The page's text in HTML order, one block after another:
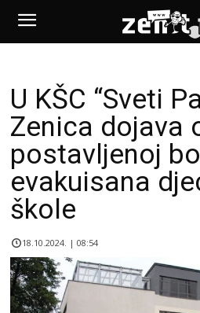
U KŠC “Sveti
Zenica dojava
postavljenoj
evakuisana
škole
18.10.2024. | 08:54